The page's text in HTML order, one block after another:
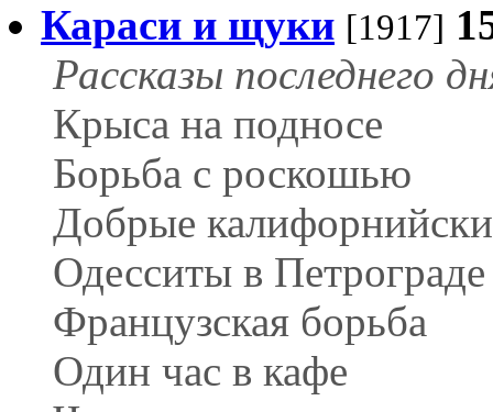
Караси и щуки [1917]
Рассказы последнего
Крыса на подносе
Борьба с роскошью
Добрые
Одесситы в Петрограде
Французская борьба
Один час в кафе